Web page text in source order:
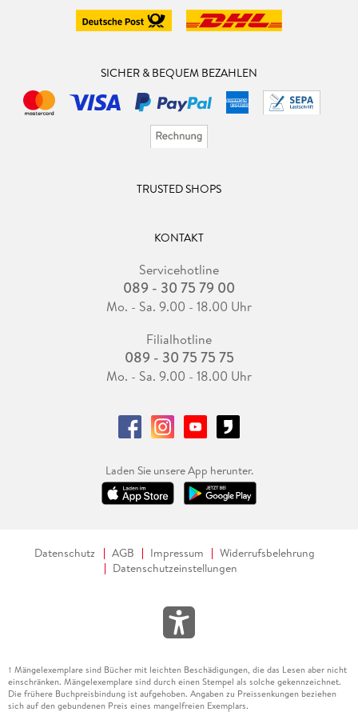
SICHER & BEQUEM BEZAHLEN
TRUSTED SHOPS
KONTAKT
Servicehotline
089 - 30 75 79 00
Mo. - Sa. 9.00 - 18.00 Uhr
Filialhotline
089 - 30 75 75 75
Mo. - Sa. 9.00 - 18.00 Uhr
Laden Sie unsere App herunter.
Datenschutz AGB Impressum
Widerrufsbelehrung
Datenschutzeinstellungen
1 Mängelexemplare sind Bücher mit leichten Beschädigungen, die das Lesen aber nicht
einschränken. Mängelexemplare sind durch einen Stempel als solche gekennzeichnet.
Die frühere Buchpreisbindung ist aufgehoben. Angaben zu Preissenkungen beziehen
sich auf den gebundenen Preis eines mangelfreien Exemplars.